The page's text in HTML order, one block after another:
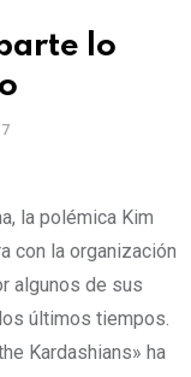
lo
la polémica Kim
con la organización
algunos de sus
últimos tiempos.
Kardashians» ha